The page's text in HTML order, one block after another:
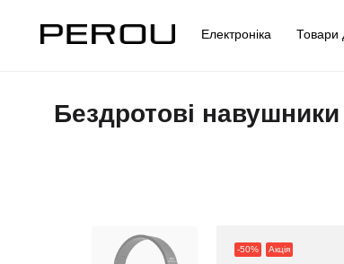
Електроніка Товари
Бездротові
-50% Акція